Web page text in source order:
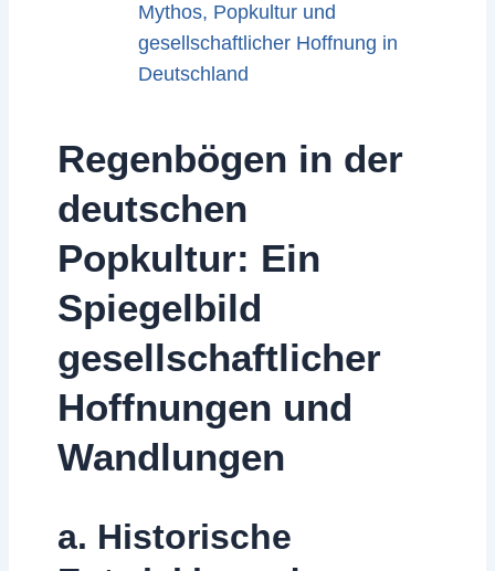
Mythos, Popkultur und
gesellschaftlicher Hoffnung in
Deutschland
Regenbögen in der
deutschen
Popkultur: Ein
Spiegelbild
gesellschaftlicher
Hoffnungen und
Wandlungen
a. Historische